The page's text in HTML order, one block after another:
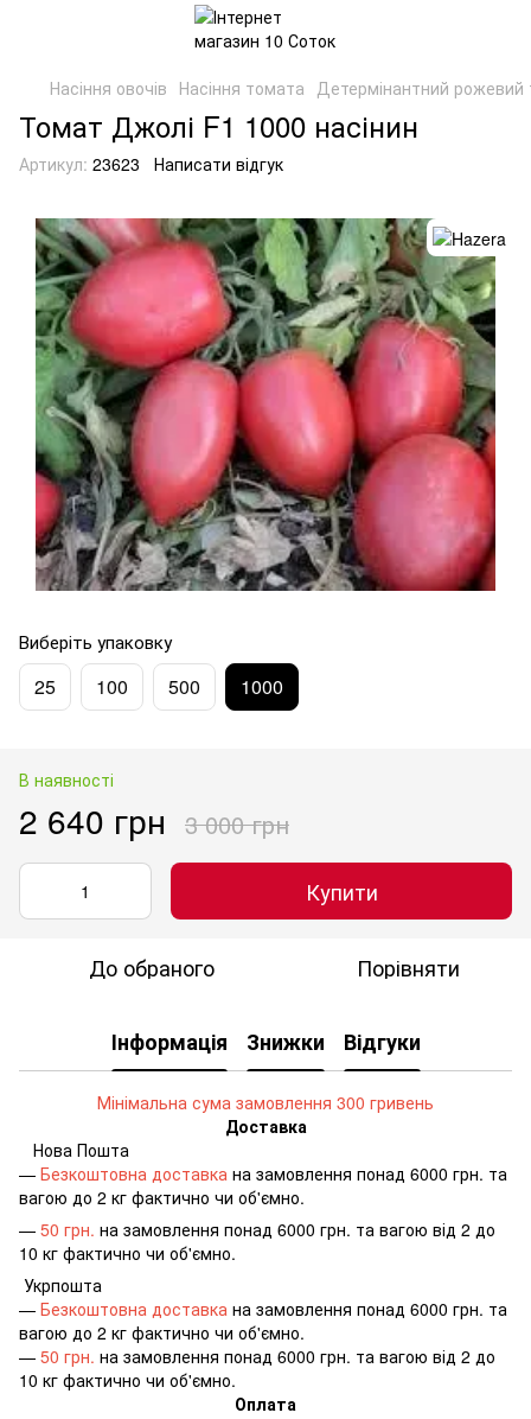
Насіння овочів Насіння томата Детермінантний рожевий
Томат Джолі F1 1000 насінин
Артикул: 23623 Написати відгук
Виберіть упаковку
25 100 500 1000
В наявності
2 640 грн 3 000 грн
Купити
До обраного Порівняти
Інформація Знижки Відгуки
Мінімальна сума замовлення 300 гривень
Доставка
Нова Пошта
— Безкоштовна доставка на замовлення понад 6000 грн. та
вагою до 2 кг фактично чи об'ємно.
— 50 грн. на замовлення понад 6000 грн. та вагою від 2 до
10 кг фактично чи об'ємно.
Укрпошта
— Безкоштовна доставка на замовлення понад 6000 грн. та
вагою до 2 кг фактично чи об'ємно.
— 50 грн. на замовлення понад 6000 грн. та вагою від 2 до
10 кг фактично чи об'ємно.
Оплата